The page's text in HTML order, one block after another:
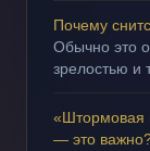
Почему
Обычно это
зрелостью и
«Штормовая
— это